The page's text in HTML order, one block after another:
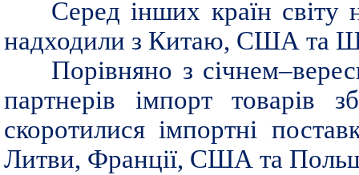
Серед інших країн світу
надходили з Китаю, США та
Порівняно з
партнерів імпорт товарів
скоротилися імпортні
Литви, Франції, США та